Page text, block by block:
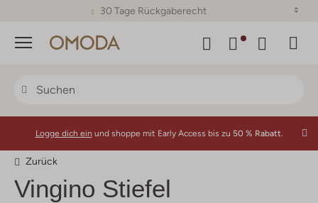
30 Tage Rückgaberecht
Menü
Logge dich ein und shoppe mit Early Access bis zu 50 % Rabatt.
Zurück
Vingino Stiefel